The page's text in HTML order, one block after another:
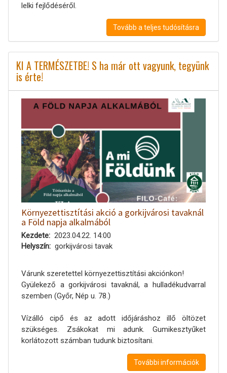
lelki fejlődéséről.
Tovább a teljes tudósításra
KI A TERMÉSZETBE! S ha már ott vagyunk, tegyünk
is érte!
Környezettisztítási akció a gorkijvárosi tavaknál
a Föld napja alkalmából
Kezdete
2023.04.22. 14:00
Helyszín
gorkijvárosi tavak
Várunk szeretettel környezettisztítási akciónkon!
Gyülekező a gorkijvárosi tavaknál, a hulladékudvarral
szemben (Győr, Nép u. 78.)
Vízálló cipő és az adott időjáráshoz illő öltözet
szükséges. Zsákokat mi adunk. Gumikesztyűket
korlátozott számban tudunk biztosítani.
További információk